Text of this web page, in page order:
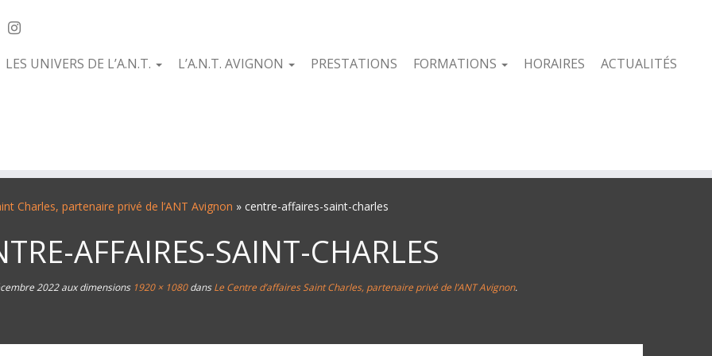
LES UNIVERS DE L’A.N.T. L’A.N.T. AVIGNON PRESTATIONS FORMATIONS HORAIRES
ACTUALITÉS
Charles, partenaire privé de l’ANT Avignon » centre-affaires-saint-charles
AFFAIRES-SAINT-CHARLES
2022aux dimensions1920 × 1080dansLe Centre d’affaires Saint Charles, partenaire privé de l’ANT Avignon.